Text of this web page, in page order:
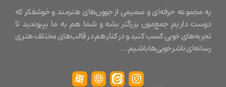
حرفه‌ای و صمیمی از جوون‌های هنرمند و خوشفکر که
داریم جمع‌مون بزرگتر بشه و شما هم به ما بپیوندید تا
خوبی کسب کنید و در کنار هم در قالب‌های مختلف هنری
ناشر خوبی‌ها باشیم …